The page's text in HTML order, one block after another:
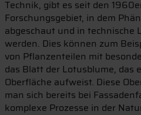
Technik, gibt es seit den
Forschungsgebiet, in dem
abgeschaut und in technische
werden. Dies können zum
von Pflanzenteilen mit
das Blatt der Lotusblume, das
Oberfläche aufweist. Diese
man sich bereits bei
komplexe Prozesse in der